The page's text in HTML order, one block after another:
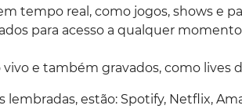
tempo real, como jogos, shows e
para acesso a qualquer
e também gravados, como lives
estão: Spotify, Netflix,